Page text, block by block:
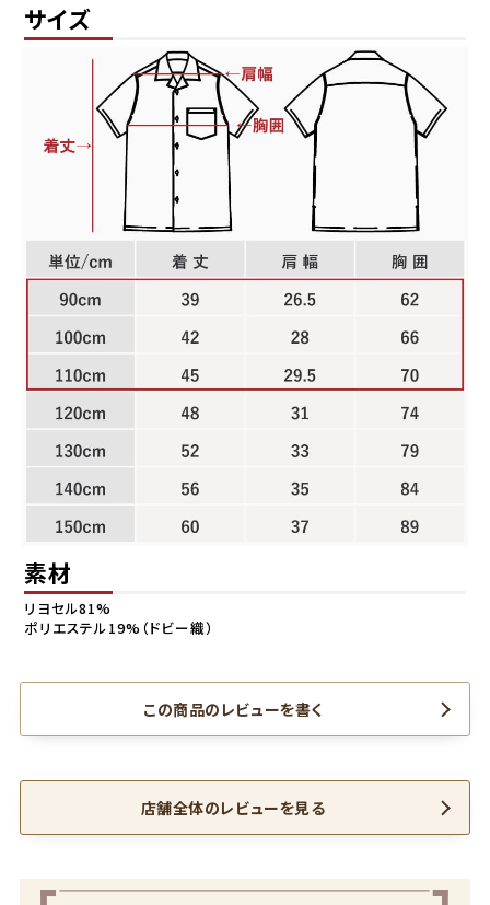
サイズ
素材
リヨセル81%
ポリエステル19%（ドビー織）
この商品のレビューを書く
店舗全体のレビューを見る